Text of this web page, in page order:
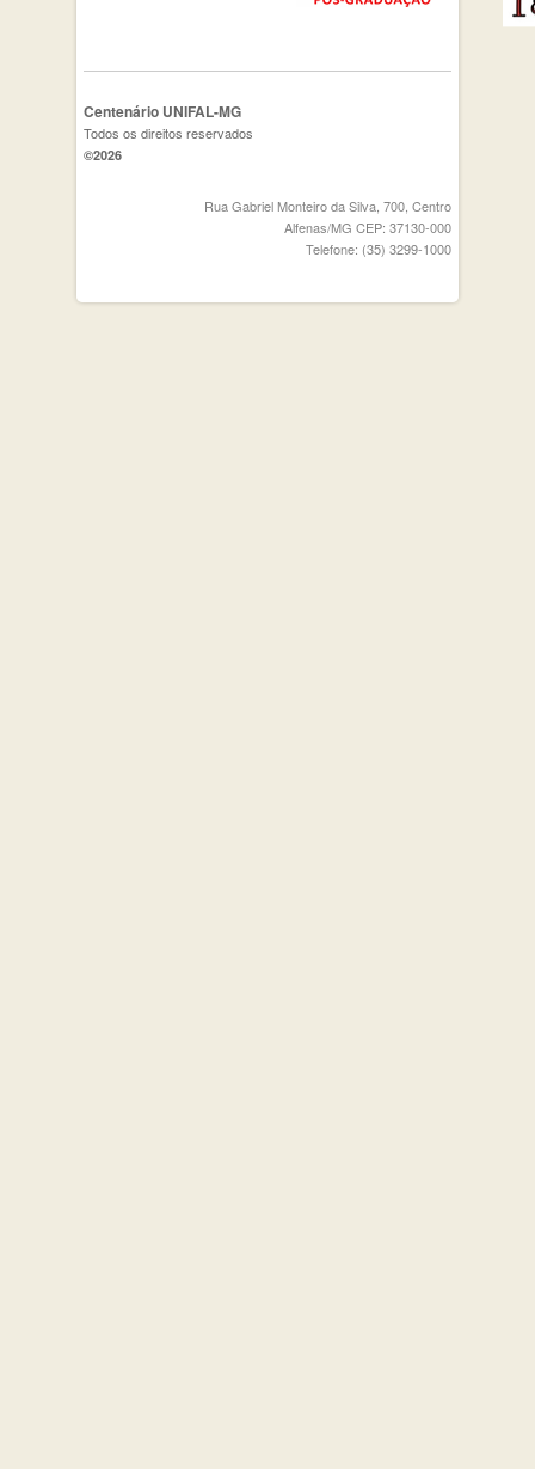
Centenário UNIFAL-MG
Todos os direitos reservados
©2026
Rua Gabriel Monteiro da Silva, 700, Centro
Alfenas/MG CEP: 37130-000
Telefone: (35) 3299-1000